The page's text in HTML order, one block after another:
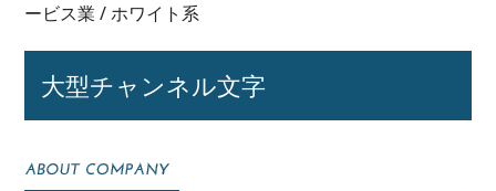
ービス業 /ホワイト系
大型チャンネル文字